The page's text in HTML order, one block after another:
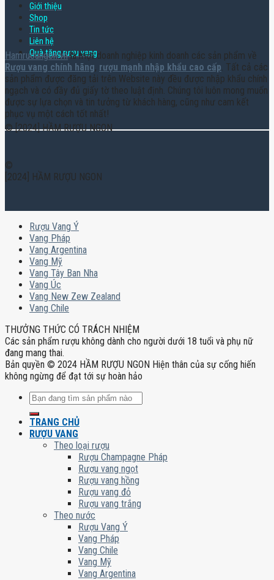
Giới thiệu
Shop
Tin tức
Liên hệ
Quà tặng rượu vang
Hamruoungon.vnlà một doanh nghiệp kinh doanh các sản phẩm về
Rượu vang chính hãng, rượu mạnh nhập khẩu cao cấp. Tất cả các
sản phẩm được đăng tải trên Website này đều được nhập khẩu chính
ngạch và có đầy đủ giấy tờ theo luật định. Chúng tôi luôn mong muốn
được sự lựa chọn và tin tưởng từ khách hàng, cũng như cam kết
phục vụ một cách tốt nhất!
© [2024] HẦM RƯỢU NGON
©
[2024] HẦM RƯỢU NGON
Rượu Vang Ý
Vang Pháp
Vang Argentina
Vang Mỹ
Vang Tây Ban Nha
Vang Úc
Vang New Zew Zealand
Vang Chile
THƯỞNG THỨC CÓ TRÁCH NHIỆM
Các sản phẩm rượu không dành cho người dưới 18 tuổi và phụ nữ
đang mang thai.
Bản quyền © 2024 HẦM RƯỢU NGON Hiện thân của sự cống hiến
không ngừng để đạt tới sự hoàn hảo
Tìm
kiếm:
TRANG CHỦ
RƯỢU VANG
Theo loại rượu
Rượu Champagne Pháp
Rượu vang ngọt
Rượu vang hồng
Rượu vang đỏ
Rượu vang trắng
Theo nước
Rượu Vang Ý
Vang Pháp
Vang Chile
Vang Mỹ
Vang Argentina